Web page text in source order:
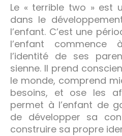
Le « terrible two » est
dans le
l’enfant. C’est une
l’enfant
l’identité de ses
sienne. Il prend
le monde, comprend
besoins, et ose les
permet à l’enfant de
de développer sa
construire sa propre